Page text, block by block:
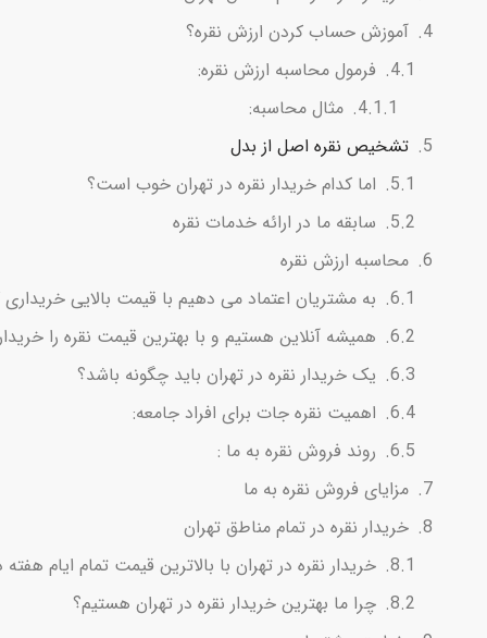
آموزش حساب کردن ارزش نقره؟
فرمول محاسبه ارزش نقره:
مثال محاسبه:
تشخیص نقره اصل از بدل
اما کدام خریدار نقره در تهران خوب است؟
سابقه ما در ارائه خدمات نقره
محاسبه ارزش نقره
به مشتریان اعتماد می دهیم با قیمت بالایی خریداری
همیشه آنلاین هستیم و با بهترین قیمت نقره را
یک خریدار نقره در تهران باید چگونه باشد؟
اهمیت نقره جات برای افراد جامعه:
روند فروش نقره به ما :
مزایای فروش نقره به ما
خریدار نقره در تمام مناطق تهران
خریدار نقره در تهران با بالاترین قیمت تمام ایام
چرا ما بهترین خریدار نقره در تهران هستیم؟